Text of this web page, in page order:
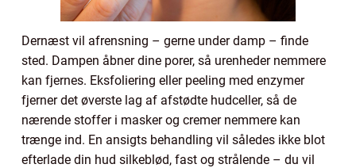
Dernæst vil afrensning – gerne under damp – finde
sted. Dampen åbner dine porer, så urenheder nemmere
kan fjernes. Eksfoliering eller peeling med enzymer
fjerner det øverste lag af afstødte hudceller, så de
nærende stoffer i masker og cremer nemmere kan
trænge ind. En ansigts behandling vil således ikke blot
efterlade din hud silkeblød, fast og strålende – du vil